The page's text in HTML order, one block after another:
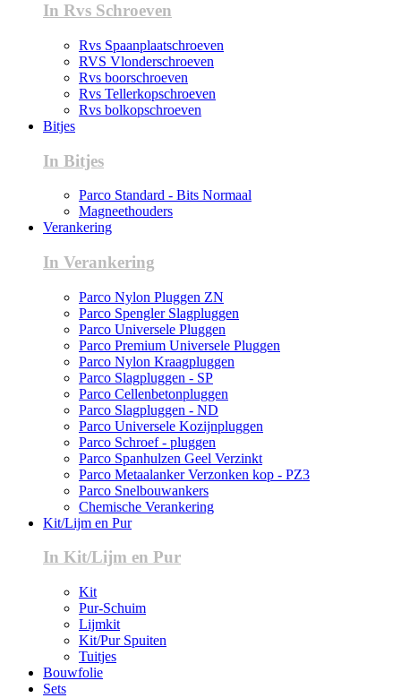
In Rvs Schroeven
Rvs Spaanplaatschroeven
RVS Vlonderschroeven
Rvs boorschroeven
Rvs Tellerkopschroeven
Rvs bolkopschroeven
Bitjes
In Bitjes
Parco Standard - Bits Normaal
Magneethouders
Verankering
In Verankering
Parco Nylon Pluggen ZN
Parco Spengler Slagpluggen
Parco Universele Pluggen
Parco Premium Universele Pluggen
Parco Nylon Kraagpluggen
Parco Slagpluggen - SP
Parco Cellenbetonpluggen
Parco Slagpluggen - ND
Parco Universele Kozijnpluggen
Parco Schroef - pluggen
Parco Spanhulzen Geel Verzinkt
Parco Metaalanker Verzonken kop - PZ3
Parco Snelbouwankers
Chemische Verankering
Kit/Lijm en Pur
In Kit/Lijm en Pur
Kit
Pur-Schuim
Lijmkit
Kit/Pur Spuiten
Tuitjes
Bouwfolie
Sets